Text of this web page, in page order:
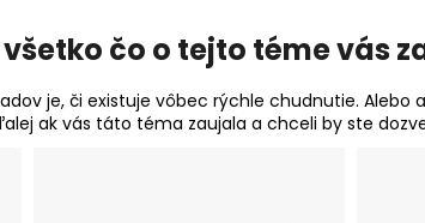
čo o tejto téme vás
je, či existuje vôbec rýchle chudnutie. Alebo
ak vás táto téma zaujala a chceli by ste